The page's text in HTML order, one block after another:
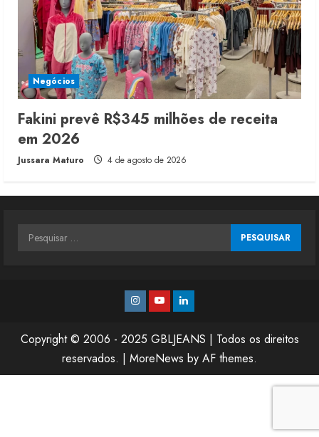
Negócios
Fakini prevê R$345 milhões de receita
em 2026
Jussara Maturo 4 de agosto de 2026
Pesquisar
Instagram
YoutubeLinkedin
Copyright © 2006 - 2025 GBLJEANS | Todos os direitos
reservados. | MoreNews by AF themes.